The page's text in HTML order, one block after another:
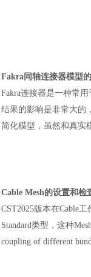
Fakra同轴连接器模型
Fakra连接器是一种常
结果的影响是非常大的
简化模型，虽然和真实
Cable Mesh的设置和检
CST2025版本在Cable
Standard类型，这种
coupling of different